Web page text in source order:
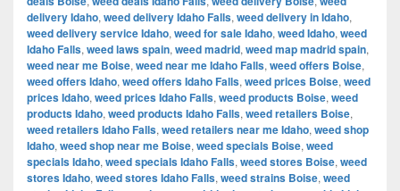
delivery Idaho, weed delivery Idaho Falls, weed delivery in Idaho,
weed delivery service Idaho, weed for sale Idaho, weed Idaho, weed
Idaho Falls, weed laws spain, weed madrid, weed map madrid spain,
weed near me Boise, weed near me Idaho Falls, weed offers Boise,
weed offers Idaho, weed offers Idaho Falls, weed prices Boise, weed
prices Idaho, weed prices Idaho Falls, weed products Boise, weed
products Idaho, weed products Idaho Falls, weed retailers Boise,
weed retailers Idaho Falls, weed retailers near me Idaho, weed shop
Idaho, weed shop near me Boise, weed specials Boise, weed
specials Idaho, weed specials Idaho Falls, weed stores Boise, weed
stores Idaho, weed stores Idaho Falls, weed strains Boise, weed